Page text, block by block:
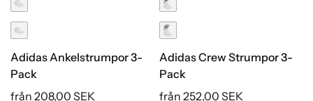
Adidas Ankelstrumpor 3-
Pack
från 208,00 SEK
Adidas Crew Strumpor 3-
Pack
från 252,00 SEK